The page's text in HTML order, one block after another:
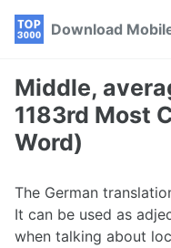
Skip
navigation
Skip
Skip
Download
Middle,
1183rd Most
Word)
The German
It can be used as
when talking about